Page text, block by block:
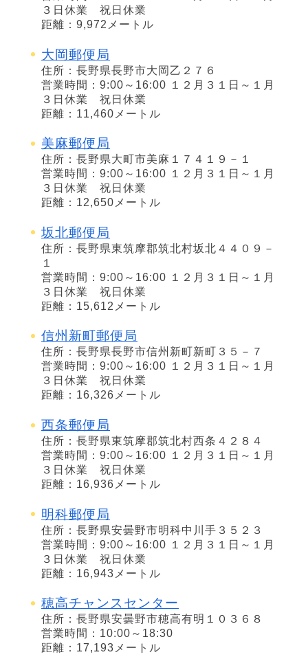
３日休業 祝日休業
距離：9,972メートル
大岡郵便局
住所：長野県長野市大岡乙２７６
営業時間：9:00～16:00 １２月３１日～１月
３日休業 祝日休業
距離：11,460メートル
美麻郵便局
住所：長野県大町市美麻１７４１９－１
営業時間：9:00～16:00 １２月３１日～１月
３日休業 祝日休業
距離：12,650メートル
坂北郵便局
住所：長野県東筑摩郡筑北村坂北４４０９－
１
営業時間：9:00～16:00 １２月３１日～１月
３日休業 祝日休業
距離：15,612メートル
信州新町郵便局
住所：長野県長野市信州新町新町３５－７
営業時間：9:00～16:00 １２月３１日～１月
３日休業 祝日休業
距離：16,326メートル
西条郵便局
住所：長野県東筑摩郡筑北村西条４２８４
営業時間：9:00～16:00 １２月３１日～１月
３日休業 祝日休業
距離：16,936メートル
明科郵便局
住所：長野県安曇野市明科中川手３５２３
営業時間：9:00～16:00 １２月３１日～１月
３日休業 祝日休業
距離：16,943メートル
穂高チャンスセンター
住所：長野県安曇野市穂高有明１０３６８
営業時間：10:00～18:30
距離：17,193メートル